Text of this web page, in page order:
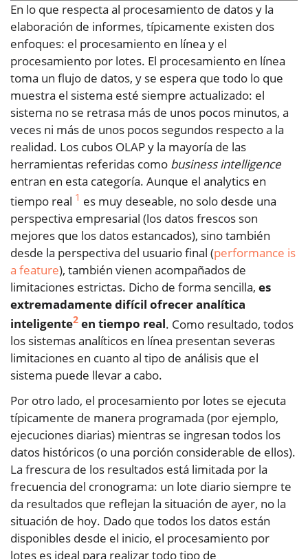
En lo que respecta al procesamiento de datos y la
elaboración de informes, típicamente existen dos
enfoques: el procesamiento en línea y el
procesamiento por lotes. El procesamiento en línea
toma un flujo de datos, y se espera que todo lo que
muestra el sistema esté siempre actualizado: el
sistema no se retrasa más de unos pocos minutos, a
veces ni más de unos pocos segundos respecto a la
realidad. Los cubos OLAP y la mayoría de las
herramientas referidas como business intelligence
entran en esta categoría. Aunque el analytics en
tiempo real 1 es muy deseable, no solo desde una
perspectiva empresarial (los datos frescos son
mejores que los datos estancados), sino también
desde la perspectiva del usuario final (performance is
a feature), también vienen acompañados de
limitaciones estrictas. Dicho de forma sencilla, es
extremadamente difícil ofrecer analítica
inteligente2 en tiempo real. Como resultado, todos
los sistemas analíticos en línea presentan severas
limitaciones en cuanto al tipo de análisis que el
sistema puede llevar a cabo.
Por otro lado, el procesamiento por lotes se ejecuta
típicamente de manera programada (por ejemplo,
ejecuciones diarias) mientras se ingresan todos los
datos históricos (o una porción considerable de ellos).
La frescura de los resultados está limitada por la
frecuencia del cronograma: un lote diario siempre te
da resultados que reflejan la situación de ayer, no la
situación de hoy. Dado que todos los datos están
disponibles desde el inicio, el procesamiento por
lotes es ideal para realizar todo tipo de